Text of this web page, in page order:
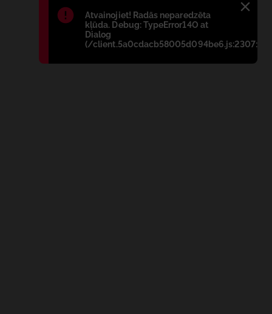
Błąd:
Atvainojiet! Radās neparedzēta
kļūda. Debug: TypeError14O at
Dialog
(/